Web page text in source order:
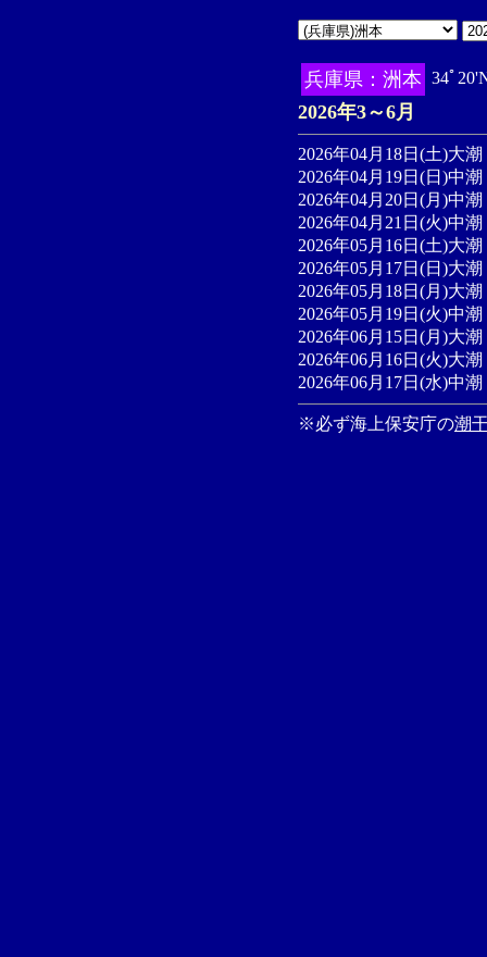
兵庫県：洲本 34ﾟ
2026年3～6月
2026年04月18日(土)大
2026年04月19日(日)中
2026年04月20日(月)中
2026年04月21日(火)中
2026年05月16日(土)大
2026年05月17日(日)大
2026年05月18日(月)大
2026年05月19日(火)中
2026年06月15日(月)大
2026年06月16日(火)大
2026年06月17日(水)中
※必ず海上保安庁の潮